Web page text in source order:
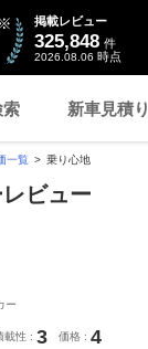
掲載レビュー
325,848 件
2026.08.06 時点
新車見積り
一覧 乗り心地
ビュー
ー
載性 3 価格 4